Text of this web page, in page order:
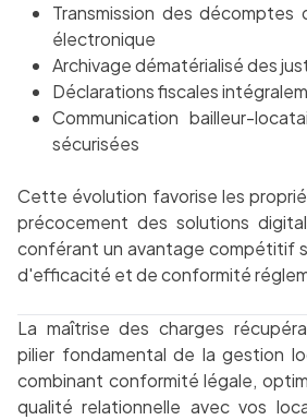
Transmission des décomptes
électronique
Archivage dématérialisé des
Déclarations fiscales
Communication bailleur-
sécurisées
Cette évolution favorise les
précocement des solutions
conférant un avantage compétitif
d'efficacité et de conformité
La maîtrise des charges
pilier fondamental de la gestion
combinant conformité légale,
qualité relationnelle avec vos